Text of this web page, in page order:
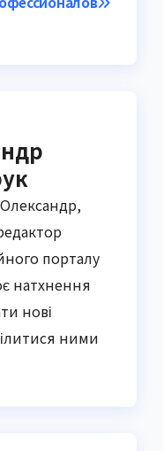
порталу
натхнення
нові
ними